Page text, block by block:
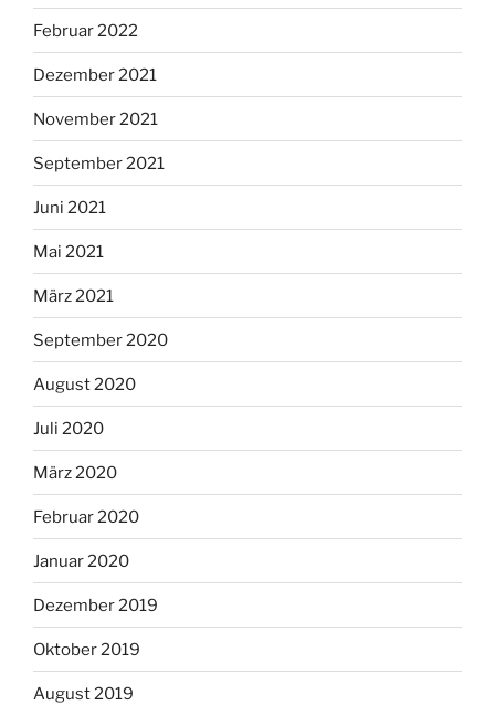
Februar 2022
Dezember 2021
November 2021
September 2021
Juni 2021
Mai 2021
März 2021
September 2020
August 2020
Juli 2020
März 2020
Februar 2020
Januar 2020
Dezember 2019
Oktober 2019
August 2019